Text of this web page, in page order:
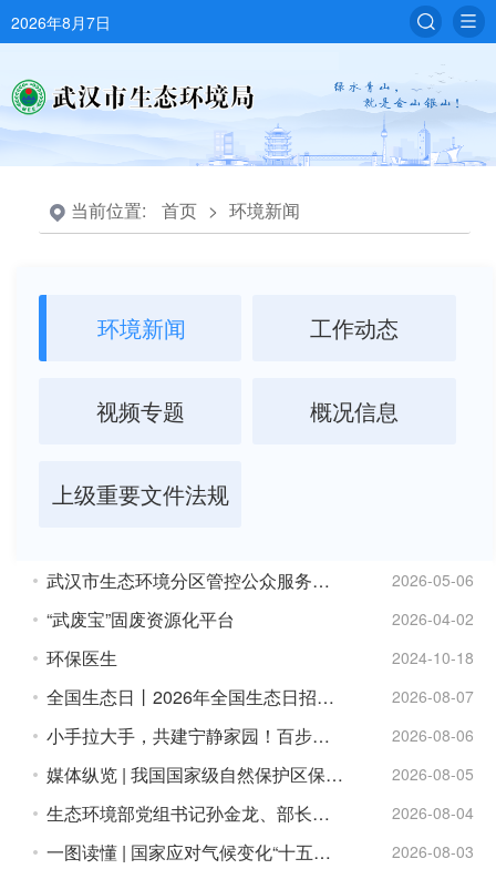
2026年8月7日
当前位置: 首页 > 环境新闻
环境新闻 工作动态
视频专题 概况信息
上级重要文件法规
武汉市生态环境分区管控公众服务平台（公测版） 2026-05-06
“武废宝”固废资源化平台 2026-04-02
环保医生 2024-10-18
全国生态日丨2026年全国生态日招贴画来了！ 2026-08-07
小手拉大手，共建宁静家园！百步亭这场噪声科普课开到了居民家门口 2026-08-06
媒体纵览 | 我国国家级自然保护区保护成效显著（中国新闻网） 2026-08-05
生态环境部党组书记孙金龙、部长黄润秋在《瞭望》发表署名文章《擘画“十五五”生态环境保... 2026-08-04
一图读懂 | 国家应对气候变化“十五五”规划 2026-08-03